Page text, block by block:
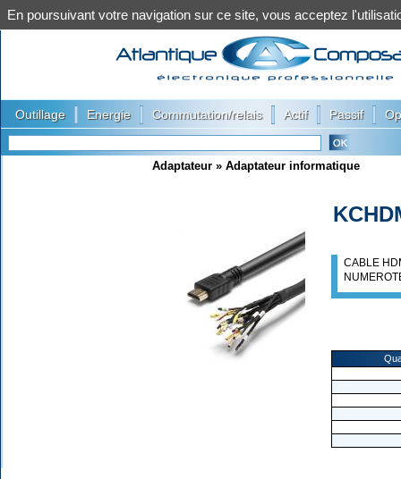
Outillage Energie Commutation/relais Actif Passif
Adaptateur » Adaptateur informatique
CABLE
En poursuivant votre navigation sur ce site, vous acceptez